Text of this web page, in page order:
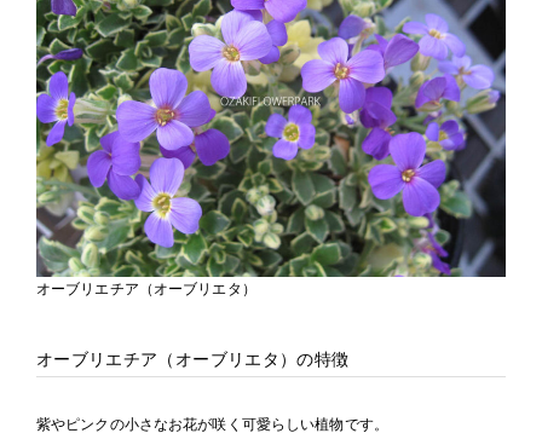
オーブリエチア（オーブリエタ）
オーブリエチア（オーブリエタ）の特徴
紫やピンクの小さなお花が咲く可愛らしい植物です。